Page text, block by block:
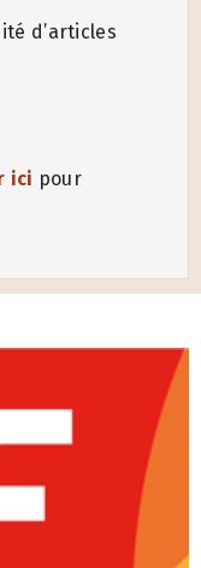
d’articles
ici pour